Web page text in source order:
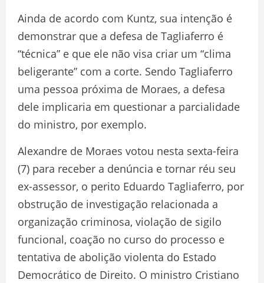
Ainda de acordo com Kuntz, sua intenção é
demonstrar que a defesa de Tagliaferro é
“técnica” e que ele não visa criar um “clima
beligerante” com a corte. Sendo Tagliaferro
uma pessoa próxima de Moraes, a defesa
dele implicaria em questionar a parcialidade
do ministro, por exemplo.
Alexandre de Moraes votou nesta sexta-feira
(7) para receber a denúncia e tornar réu seu
ex-assessor, o perito Eduardo Tagliaferro, por
obstrução de investigação relacionada a
organização criminosa, violação de sigilo
funcional, coação no curso do processo e
tentativa de abolição violenta do Estado
Democrático de Direito. O ministro Cristiano